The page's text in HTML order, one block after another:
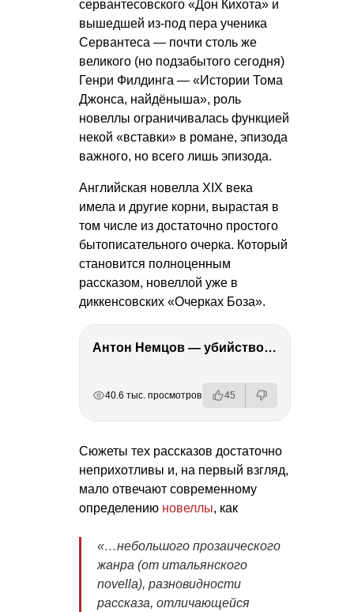
сервантесовского «Дон Кихота» и
вышедшей из-под пера ученика
Сервантеса — почти столь же
великого (но подзабытого сегодня)
Генри Филдинга — «Истории Тома
Джонса, найдёныша», роль
новеллы ограничивалась функцией
некой «вставки» в романе, эпизода
важного, но всего лишь эпизода.
Английская новелла ХІХ века
имела и другие корни, вырастая в
том числе из достаточно простого
бытописательного очерка. Который
становится полноценным
рассказом, новеллой уже в
диккенсовских «Очерках Боза».
Антон Немцов — убийство Бориса Немцова, переезд в Дубай, семья и политика
40.6 тыс. просмотров 45
Сюжеты тех рассказов достаточно
неприхотливы и, на первый взгляд,
мало отвечают современному
определению новеллы, как
«…небольшого прозаического
жанра (от итальянского
novella), разновидности
рассказа, отличающейся